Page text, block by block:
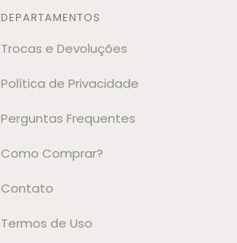
DEPARTAMENTOS
Trocas e Devoluções
Política de Privacidade
Perguntas Frequentes
Como Comprar?
Contato
Termos de Uso